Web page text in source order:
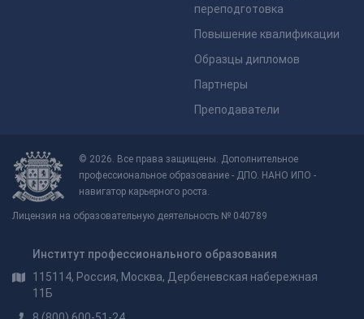
переподготовка
Повышение квалификации
Образцы дипломов
Партнеры
Преподаватели
© 2026. Все права защищены. Дополнительное
профессиональное образование - ДПО. НАНО ИПО -
навигатор карьерного роста.
Лицензия на образовательную деятельность № 040789
Институт профессионального образования
115114, Россия, Москва, Дербеневская набережная
11Б